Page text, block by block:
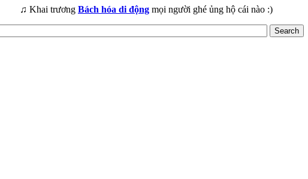
♫ Khai trương Bách hóa di động mọi người ghé ủng hộ cái nào :)